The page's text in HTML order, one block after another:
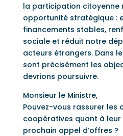
la participation citoyenne
opportunité stratégique :
financements stables,
sociale et réduit notre
acteurs étrangers. Dans
sont précisément les
devrions poursuivre.
Monsieur le Ministre,
Pouvez-vous rassurer les
coopératives quant à
prochain appel d’offres ?